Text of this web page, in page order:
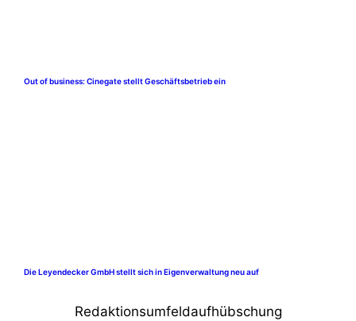
Out of business: Cinegate stellt Geschäftsbetrieb ein
Die Leyendecker GmbH stellt sich in Eigenverwaltung neu auf
Redaktionsumfeldaufhübschung